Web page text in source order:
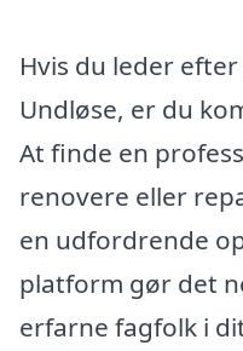
Hvis du leder
Undløse, er du
At finde en
renovere eller
en udfordrende
platform gør det
erfarne fagfolk i